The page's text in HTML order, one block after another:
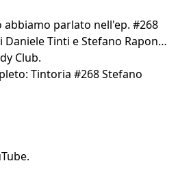
parlato nell'ep. #268
Daniele Tinti eStefano Rapone
Club.
Tintoria #268 Stefano
.